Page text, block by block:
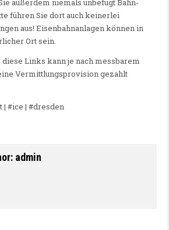
außerdem niemals unbefugt Bahn-
führen Sie dort auch keinerlei
aus! Eisenbahnanlagen können in
Ort sein.
Links kann je nach messbarem
Vermittlungsprovision gezahlt
#ice | #dresden
admin